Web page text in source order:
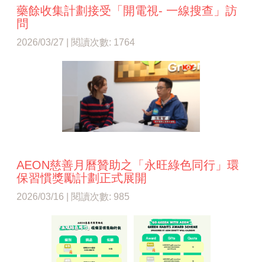
藥餘收集計劃接受「開電視- 一線搜查」訪
問
2026/03/27 | 閱讀次數: 1764
AEON慈善月曆贊助之「永旺綠色同行」環
保習慣獎勵計劃正式展開
2026/03/16 | 閱讀次數: 985